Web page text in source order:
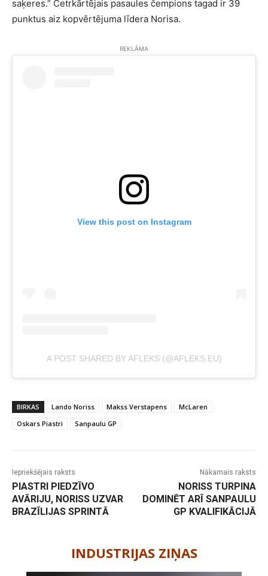
saķeres.” Četrkārtējais pasaules čempions tagad ir 39
punktus aiz kopvērtējuma līdera Norisa.
REKLĀMA
View this post on Instagram
A POST SHARED BY AFLEKS (@AFLEKS.EU)
BIRKAS Lando Noriss Makss Verstapens
McLaren
Oskars Piastri
Sanpaulu GP
Iepriekšējais raksts
PIASTRI PIEDZĪVO
AVĀRIJU, NORISS UZVAR
BRAZĪLIJAS SPRINTĀ
Nākamais raksts
NORISS TURPINA
DOMINĒT ARĪ SANPAULU
GP KVALIFIKĀCIJĀ
INDUSTRIJAS ZIŅAS